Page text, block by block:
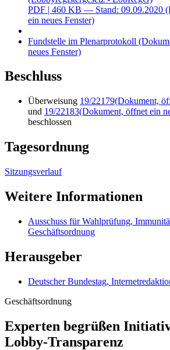
PDF | 460 KB — Stand: 09.09.2020
ein neues Fenster)
Fundstelle im Plenarprotokoll
neues Fenster)
Beschluss
Überweisung 19/22179(Dokument,
und 19/22183(Dokument, öffnet ein
beschlossen
Tagesordnung
Sitzungsverlauf
Weitere Informationen
Ausschuss für Wahlprüfung,
Geschäftsordnung
Herausgeber
Deutscher Bundestag,
Geschäftsordnung
Exper­ten begrüßen
Lobby-Trans­parenz